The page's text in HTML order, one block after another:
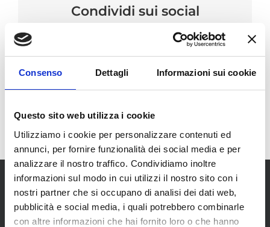
Consenso Dettagli Informazioni sui cookie
Questo sito web utilizza i cookie
Utilizziamo i cookie per personalizzare contenuti ed
annunci, per fornire funzionalità dei social media e per
analizzare il nostro traffico. Condividiamo inoltre
informazioni sul modo in cui utilizzi il nostro sito con i
nostri partner che si occupano di analisi dei dati web,
pubblicità e social media, i quali potrebbero combinarle
con altre informazioni che hai fornito loro o che hanno
Condividi sui social
LinkedInEmail